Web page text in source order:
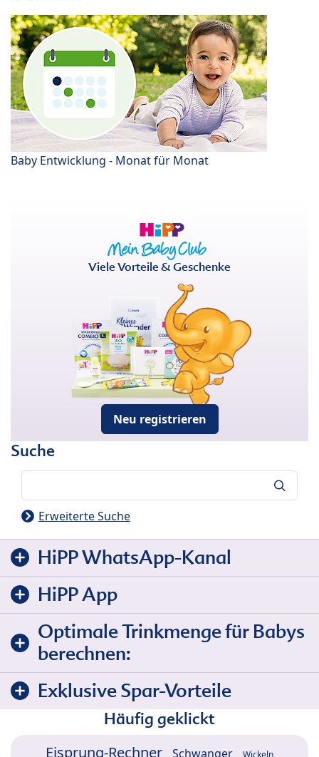
Baby Entwicklung - Monat für Monat
Viele Vorteile & Geschenke
Neu registrieren
Suche
Erweiterte Suche
HiPP WhatsApp-Kanal
HiPP App
Optimale Trinkmenge für Babys
berechnen:
Exklusive Spar-Vorteile
Häufig geklickt
Eisprung-Rechner Schwanger Wickeln